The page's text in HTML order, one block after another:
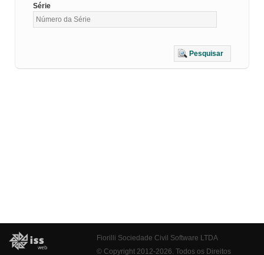
Série
Pesquisar
Fiorilli Sociedade Civil Software LTDA
© Copyright 2012-2026. Todos os Direitos